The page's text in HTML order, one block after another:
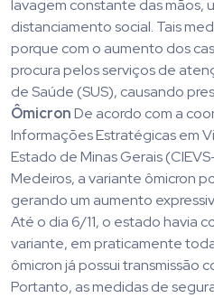
lavagem constante das mãos,
distanciamento social. Tais
porque com o aumento dos
procura pelos serviços de
de Saúde (SUS), causando
ÔmicronDe acordo com a
Informações Estratégicas em
Estado de Minas Gerais
Medeiros, a variante ômicron
gerando um aumento
Até o dia 6/11, o estado havia
variante, em praticamente
ômicron já possui transmissão
Portanto, as medidas de